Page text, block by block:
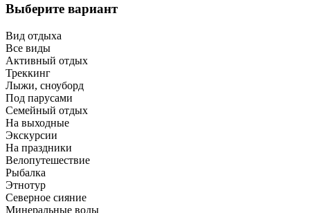
Выберите вариант
Вид отдыха
Все виды
Активный отдых
Треккинг
Лыжи, сноуборд
Под парусами
Семейный отдых
На выходные
Экскурсии
На праздники
Велопутешествие
Рыбалка
Этнотур
Северное сияние
Минеральные воды